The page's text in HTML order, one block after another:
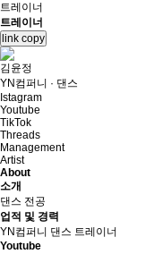
트레이너
트레이너
link copy
김윤정
YN컴퍼니 · 댄스
Istagram
Youtube
TikTok
Threads
Management
Artist
About
소개
댄스 전공
업적 및 경력
YN컴퍼니 댄스 트레이너
Youtube